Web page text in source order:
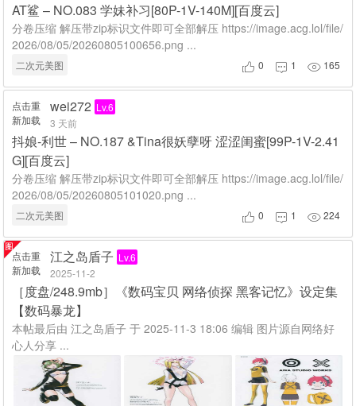
AT鲨 – NO.083 学妹补习[80P-1V-140M][百度云]
分卷压缩 解压带zip标识文件即可全部解压 https://image.acg.lol/file/
2026/08/05/20260805100656.png ...
二次元美图  0  1  165
点击重
新加载
wei272 Lv.6
3 天前
抖娘-利世 – NO.187 &Tina很妖孽呀 涩涩闺蜜[99P-1V-2.41
G][百度云]
分卷压缩 解压带zip标识文件即可全部解压 https://image.acg.lol/file/
2026/08/05/20260805101020.png ...
二次元美图  0  1 224
点击重
新加载
江之岛盾子 Lv.6
2025-11-2
［度盘/248.9mb］《数码宝贝 网络侦探 黑客记忆》设定集
【数码暴龙】
本帖最后由 江之岛盾子 于 2025-11-3 18:06 编辑 图片源自网络好
心人分享 ...